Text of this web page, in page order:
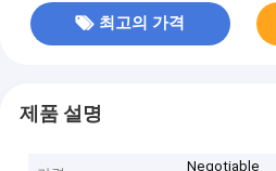
최고의 가격
제품 설명
Negotiable